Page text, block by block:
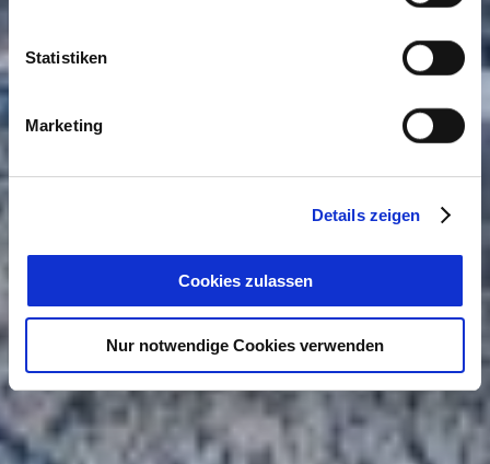
Statistiken
Marketing
Details zeigen
Cookies zulassen
Nur notwendige Cookies verwenden